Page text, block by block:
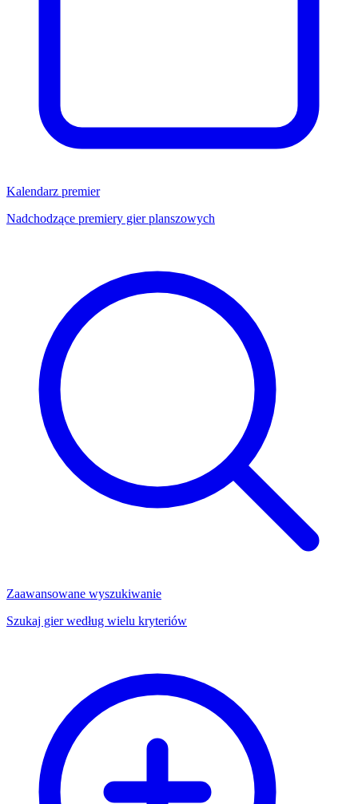
Kalendarz premier
Nadchodzące premiery gier planszowych
Zaawansowane wyszukiwanie
Szukaj gier według wielu kryteriów